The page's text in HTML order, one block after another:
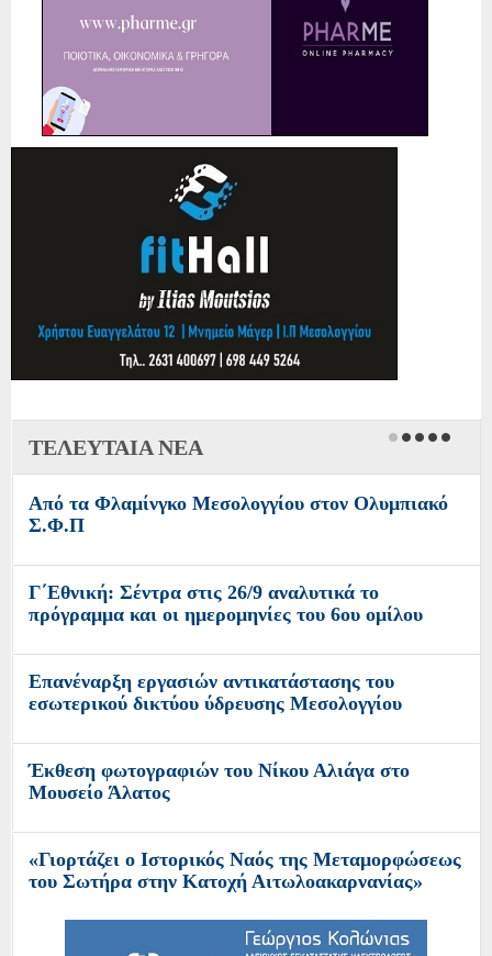
ΤΕΛΕΥΤΑΙΑ ΝΕΑ
Από τα Φλαμίνγκο Μεσολογγίου στον Ολυμπιακό
Σ.Φ.Π
Γ΄Εθνική: Σέντρα στις 26/9 αναλυτικά το
πρόγραμμα και οι ημερομηνίες του 6ου ομίλου
Επανέναρξη εργασιών αντικατάστασης του
εσωτερικού δικτύου ύδρευσης Μεσολογγίου
Έκθεση φωτογραφιών του Νίκου Αλιάγα στο
Μουσείο Άλατος
«Γιορτάζει ο Ιστορικός Ναός της Μεταμορφώσεως
του Σωτήρα στην Κατοχή Αιτωλοακαρνανίας»